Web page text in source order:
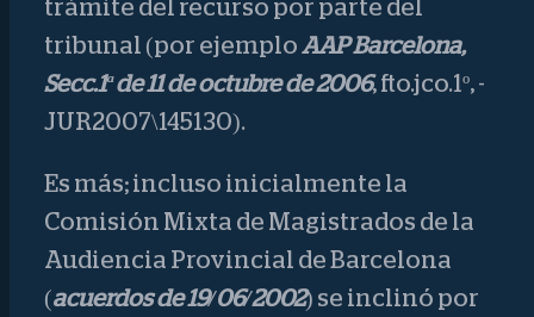
trámite del recurso por parte del
tribunal (por ejemploAAP Barcelona,
Secc.1ª de 11 de octubre de 2006, fto.jco.1º, -
JUR2007\145130).
Es más; incluso inicialmente la
Comisión Mixta de Magistrados de la
Audiencia Provincial de Barcelona
(acuerdos de 19/06/2002) se inclinó por